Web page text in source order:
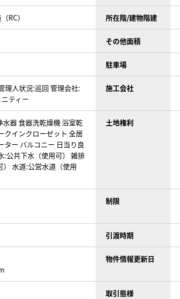
RC） 所在階/建物階建
その他面積
駐車場
理人状況:巡回 管理会社:
ティー
施工会社
水器食器洗乾燥機浴室乾
クインクローゼット 全居
ター バルコニー 日当り良
:公共下水（使用可）
雑排
水道:公営水道（使用
土地権利
制限
引渡時期
物件情報更新日
取引態様